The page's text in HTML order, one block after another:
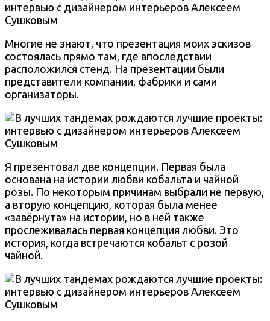
Многие не знают, что презентация моих эскизов
состоялась прямо там, где впоследствии
расположился стенд. На презентации были
представители компании, фабрики и сами
организаторы.
Я презентовал две концепции. Первая была
основана на истории любви кобальта и чайной
розы. По некоторым причинам выбрали не первую,
а вторую концепцию, которая была менее
«завёрнута» на истории, но в ней также
прослеживалась первая концепция любви. Это
история, когда встречаются кобальт с розой
чайной.